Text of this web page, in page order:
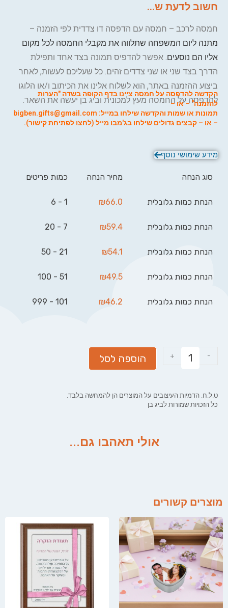
חשוב לדעת ש...
חמסה לרכב – חמסה עם הדפסה דו צדדית לפי הזמנה –
מתנה ליום המשפחה שתלווה את מקבלי החמסה לכל מקום
אליו הם נוסעים. אפשר להדפיס תמונה בצד אחד ותפילת
הדרך בצד שני או שני צדדים זהים. כל שעליכם לעשות, לאחר
ביצוע ההזמנה באתר, הוא לשלוח אלינו את הכיתוב ו/או הלוגו
להדפסה על החמסה מעץ למכונית וביג בן יעשה את השאר.
הקדשה להדפסה על חמסה ציינו בדף הקופה בשדה "הערות
להזמנה" – או –
תמונות או שמות והקדשה שילחו במייל: bigben.gifts@gmail.com
– או – קבצים גדולים שילחו בג'מבו מייל (לחצו לפתיחת קישור).
מידע שימושי נוסף
סוג הנחה מחיר הנחה כמות פריטים
הנחת כמות גלובלית ₪66.0
1 - 6
הנחת כמות גלובלית ₪59.4
7 - 20
הנחת כמות גלובלית ₪54.1
21 - 50
הנחת כמות גלובלית ₪49.5
51 - 100
הנחת כמות גלובלית ₪46.2
101 - 999
-
+ הוספה לסל
ט.ל.ח. הדמיות העיצובים על המוצרים הן להמחשה בלבד.
כל הזכויות שמורות לביג בן
אולי תאהבו גם...
מוצרים קשורים